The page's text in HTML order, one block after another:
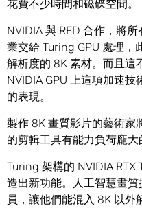
花費不少時間和磁碟空間。
NVIDIA 與 RED 合作，將
業交給 Turing GPU 處理，
解析度的 8K 素材。而且這
NVIDIA GPU 上這項加速技
的表現。
製作 8K 畫質影片的藝術家
的剪輯工具有能力負荷龐大
Turing 架構的 NVIDIA RTX
造出新功能。人工智慧畫
員，讓他們能混入 8K 以